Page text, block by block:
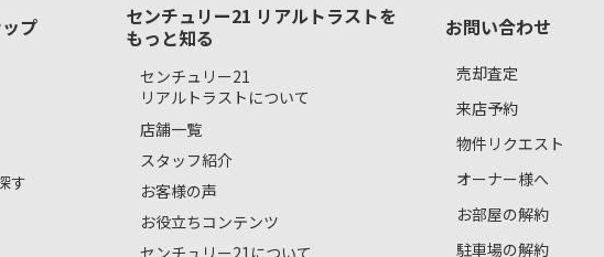
プ
す
センチュリー21 リアルトラストを
もっと知る
センチュリー21
リアルトラストについて
店舗一覧
スタッフ紹介
お客様の声
お役立ちコンテンツ
センチュリー21について
お問い合わせ
売却査定
来店予約
物件リクエスト
オーナー様へ
お部屋の解約
駐車場の解約